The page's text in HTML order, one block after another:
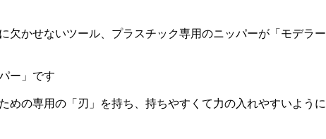
かせないツール、プラスチック専用のニッパーが「モデラー
ー」です
の専用の「刃」を持ち、持ちやすくて力の入れやすいように